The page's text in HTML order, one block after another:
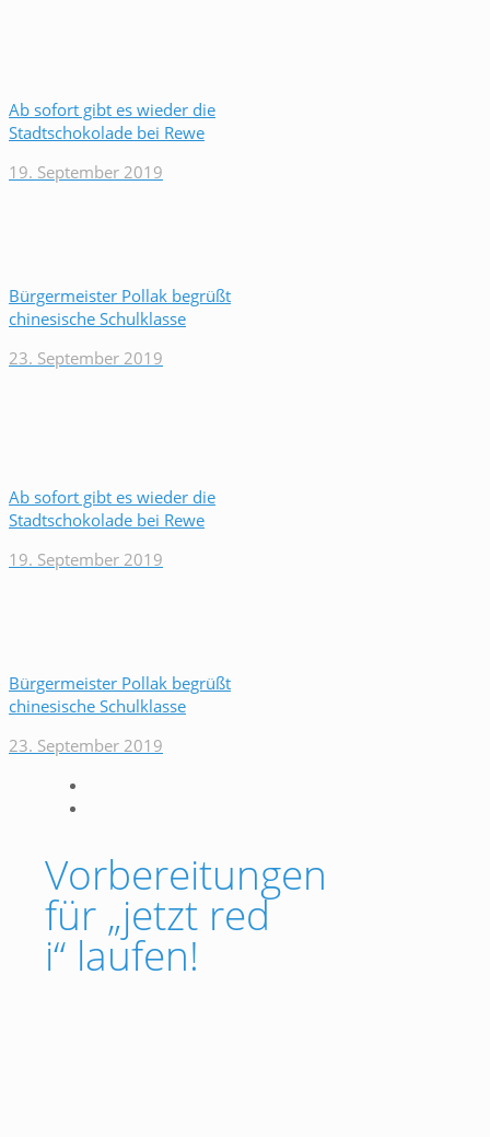
Ab sofort gibt es wieder die
Stadtschokolade bei Rewe
19. September 2019
Bürgermeister Pollak begrüßt
chinesische Schulklasse
23. September 2019
Ab sofort gibt es wieder die
Stadtschokolade bei Rewe
19. September 2019
Bürgermeister Pollak begrüßt
chinesische Schulklasse
23. September 2019
Vorbereitungen
für „jetzt red
i“ laufen!